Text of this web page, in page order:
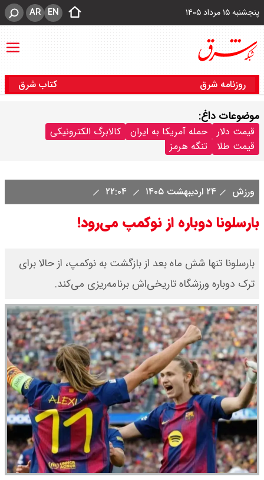
پنجشنبه ۱۵ مرداد ۱۴۰۵ EN
AR
روزنامه شرق کتاب شرق
موضوعات داغ:
قیمت دلار حمله آمریکا به ایران
کالابرگ الکترونیکی
قیمت طلا
تنگه هرمز
ورزش ۲۴ اردیبهشت ۱۴۰۵
بارسلونا دوباره از نوکمپ می‌رود!
بارسلونا تنها شش ماه بعد از بازگشت به نوکمپ، از حالا برای
ترک دوباره ورزشگاه تاریخی‌اش برنامه‌ریزی می‌کند.